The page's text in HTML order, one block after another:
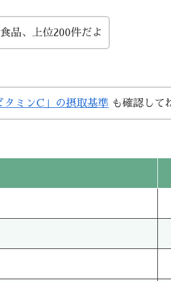
品、上位200件だよ
タミンC」の摂取基準 も確認して